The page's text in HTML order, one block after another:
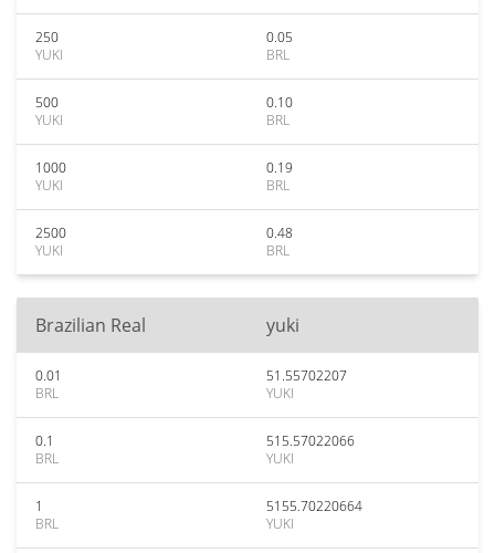
250
YUKI
0.05
BRL
500
YUKI
0.10
BRL
1000
YUKI
0.19
BRL
2500
YUKI
0.48
BRL
Brazilian Real yuki
0.01
BRL
51.55702207
YUKI
0.1
BRL
515.57022066
YUKI
1
BRL
5155.70220664
YUKI